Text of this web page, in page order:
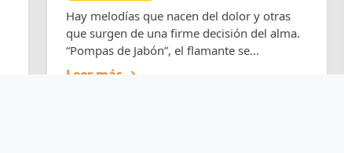
Hay melodías que nacen del dolor y otras
que surgen de una firme decisión del alma.
“Pompas de Jabón”, el flamante se...
Leer más →